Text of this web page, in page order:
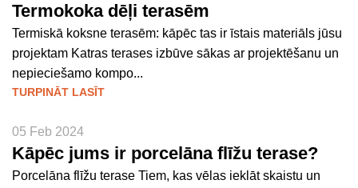
Termokoka dēļi terasēm
Termiskā koksne terasēm: kāpēc tas ir īstais materiāls jūsu
projektam Katras terases izbūve sākas ar projektēšanu un
nepieciešamo kompo...
TURPINĀT LASĪT
05 Feb 2024
Kāpēc jums ir porcelāna flīžu terase?
Porcelāna flīžu terase Tiem, kas vēlas ieklāt skaistu un